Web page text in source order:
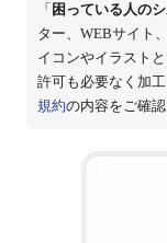
「 困っている人の
ター、WEBサイト
イコンやイラスト
許可も必要なく加
規約の内容をご確